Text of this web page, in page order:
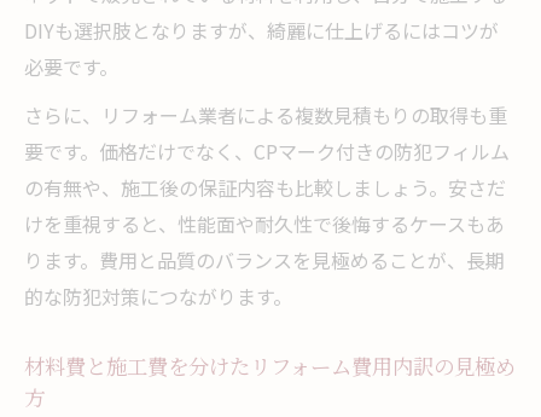
DIYも選択肢となりますが、綺麗に仕上げるにはコツが
必要です。
さらに、リフォーム業者による複数見積もりの取得も重
要です。価格だけでなく、CPマーク付きの防犯フィルム
の有無や、施工後の保証内容も比較しましょう。安さだ
けを重視すると、性能面や耐久性で後悔するケースもあ
ります。費用と品質のバランスを見極めることが、長期
的な防犯対策につながります。
材料費と施工費を分けたリフォーム費用内訳の見極め
方